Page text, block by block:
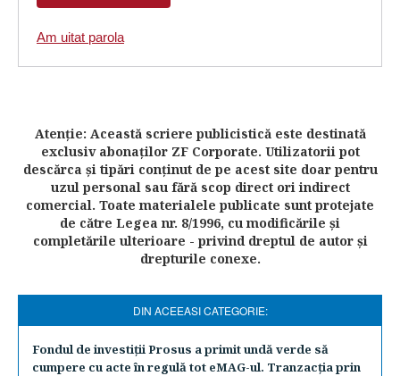
Am uitat parola
Atenţie: Această scriere publicistică este destinată
exclusiv abonaţilor ZF Corporate. Utilizatorii pot
descărca şi tipări conţinut de pe acest site doar pentru
uzul personal sau fără scop direct ori indirect
comercial. Toate materialele publicate sunt protejate
de către Legea nr. 8/1996, cu modificările şi
completările ulterioare - privind dreptul de autor şi
drepturile conexe.
DIN ACEEASI CATEGORIE:
Fondul de investiţii Prosus a primit undă verde să
cumpere cu acte în regulă tot eMAG-ul. Tranzacţia prin